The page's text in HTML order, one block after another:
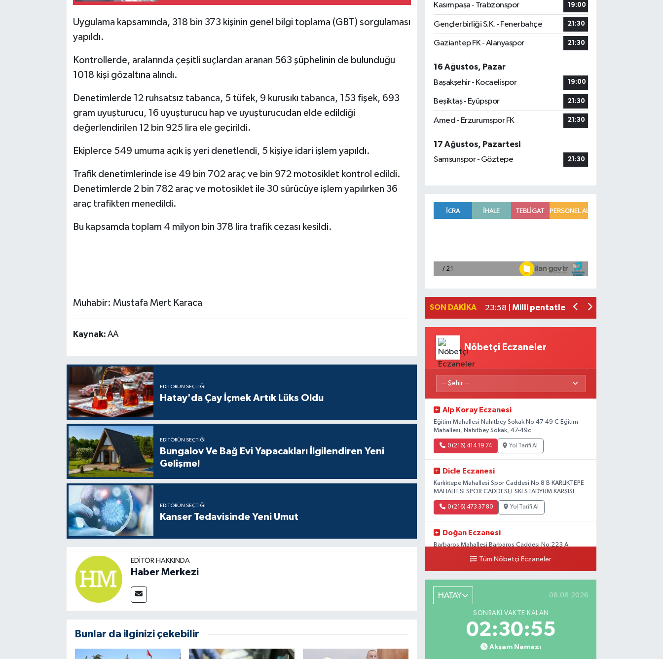
Uygulama kapsamında, 318 bin 373 kişinin genel bilgi toplama (GBT) sorgulaması
yapıldı.
Kontrollerde, aralarında çeşitli suçlardan aranan 563 şüphelinin de bulunduğu
1018 kişi gözaltına alındı.
Denetimlerde 12 ruhsatsız tabanca, 5 tüfek, 9 kurusıkı tabanca, 153 fişek, 693
gram uyuşturucu, 16 uyuşturucu hap ve uyuşturucudan elde edildiği
değerlendirilen 12 bin 925 lira ele geçirildi.
Ekiplerce 549 umuma açık iş yeri denetlendi, 5 kişiye idari işlem yapıldı.
Trafik denetimlerinde ise 49 bin 702 araç ve bin 972 motosiklet kontrol edildi.
Denetimlerde 2 bin 782 araç ve motosiklet ile 30 sürücüye işlem yapılırken 36
araç trafikten menedildi.
Bu kapsamda toplam 4 milyon bin 378 lira trafik cezası kesildi.​​​​​​​
Muhabir: Mustafa Mert Karaca
Kaynak: AA
EDITÖRÜN SEÇTIĞI
Hatay'da Çay İçmek Artık Lüks Oldu
EDITÖRÜN SEÇTIĞI
Bungalov Ve Bağ Evi Yapacakları İlgilendiren Yeni
Gelişme!
EDITÖRÜN SEÇTIĞI
Kanser Tedavisinde Yeni Umut
EDITÖR HAKKINDA
Haber Merkezi
Bunlar da ilginizi çekebilir
Kasımpaşa - Trabzonspor 19:00
Gençlerbirliği S.K. - Fenerbahçe 21:30
Gaziantep FK - Alanyaspor 21:30
16 Ağustos, Pazar
Başakşehir - Kocaelispor
19:00
Beşiktaş - Eyüpspor 21:30
Amed - Erzurumspor FK 21:30
17 Ağustos, Pazartesi
Samsunspor - Göztepe
21:30
SON DAKIKA
Mersin'de uyuşturucu
23:58 | Milli pentatletler Kıvanç Taşyaran ve
Nöbetçi Eczaneler
Alp Koray Eczanesi
Eğitim Mahallesi Nahitbey Sokak No:47-49 C Eğitim
Mahallesi, Nahitbey Sokak, 47-49c
0 (216) 414 19 74 Yol Tarifi Al
Dicle Eczanesi
Karlıktepe Mahallesi Spor Caddesi No:8 B KARLIKTEPE
MAHALLESİ SPOR CADDESİ,ESKİ STADYUM KARŞISI
0 (216) 473 37 80 Yol Tarifi Al
Doğan Eczanesi
Barbaros Mahallesi Barbaros Caddesi No:223 A
Mali Eczanesi
Merkez Mahallesi Tüloğlu Sokak No:4 A
REŞİTPAŞACADDESİ QNB BANK SOKAĞI REŞİTPAŞA
DENİZKÖŞKLER SAĞLIK OCAĞI KARŞISI
0 (532) 711 72 17 Yol Tarifi Al
Tüm Nöbetçi Eczaneler
HATAY 08.08.2026
SONRAKI VAKTE KALAN
02:30:54
Akşam Namazı